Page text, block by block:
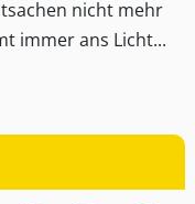
nicht mehr
immer ans Licht...